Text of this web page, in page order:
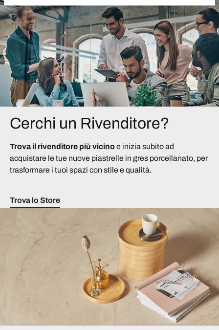
Cerchi un Rivenditore?
Trova il rivenditore più vicinoe inizia subito ad
acquistare le tue nuove piastrelle in gres porcellanato, per
trasformare i tuoi spazi con stile e qualità.
Trova lo Store